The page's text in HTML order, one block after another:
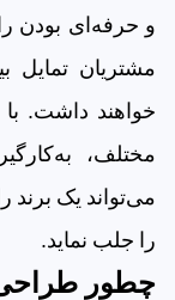
و حرفه‌ای بودن
مشتریان تمایل
خواهند داشت. با
مختلف،
می‌تواند یک برند
را جلب نماید.
چطور